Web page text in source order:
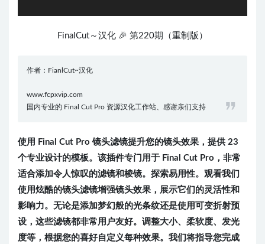
FinalCut～汉化 🎉 第220期（重制版）
作者：FianlCut~汉化
www.fcpxvip.com
国内专业的 Final Cut Pro 资源汉化工作站、感谢亲们支持
使用 Final Cut Pro 镜头滤镜提升您的镜头效果，提供 23
个专业设计的模板。该插件专门用于 Final Cut Pro，非常
适合添加令人惊叹的滤镜和棱镜。探索易用性。观看我们
使用炫酷的镜头滤镜增强镜头效果，展示它们的灵活性和
影响力。无论是添加梦幻般的光条纹还是使用可变折射预
设，这些滤镜都非常用户友好。调整大小、柔软度、发光
度等，根据您的喜好自定义每种效果。我们将指导您完成